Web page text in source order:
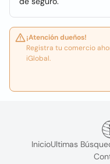
¡Atención dueños!
Registra tu comercio
iGlobal.
InicioUltimas